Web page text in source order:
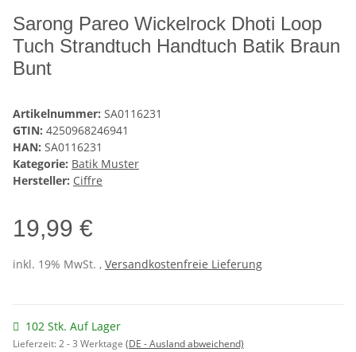
Sarong Pareo Wickelrock Dhoti Loop
Tuch Strandtuch Handtuch Batik Braun
Bunt
Artikelnummer: SA0116231
GTIN: 4250968246941
HAN: SA0116231
Kategorie: Batik Muster
Hersteller: Ciffre
19,99 €
inkl. 19% MwSt. , Versandkostenfreie Lieferung
102 Stk. Auf Lager
Lieferzeit:2 - 3 Werktage (DE - Ausland abweichend)